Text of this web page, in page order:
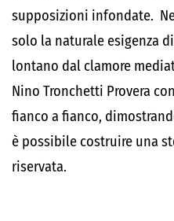
supposizioni infondate.
solo la naturale esigenza
lontano dal clamore
Nino Tronchetti Provera
fianco a fianco,
è possibile costruire una
riservata.